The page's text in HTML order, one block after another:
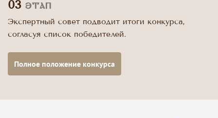
03 этап
Экспертный совет подводит итоги конкурса,
согласуя список победителей.
Полное положение конкурса